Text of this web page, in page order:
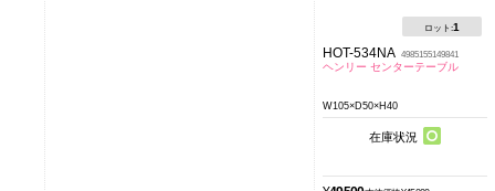
ロット:1
HOT-534NA 4985155149841
ヘンリー センターテーブル
W105×D50×H40
在庫状況